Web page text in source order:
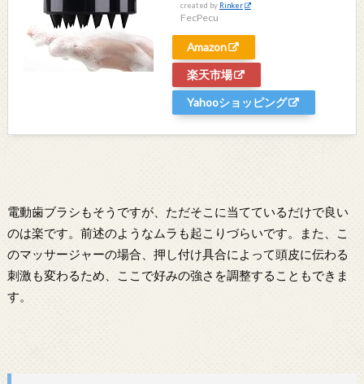
created by Rinker
FecPecu
Amazon
楽天市場
Yahooショッピング
電動歯ブラシもそうですが、ただそこに当てているだけで良い
のは楽です。前述のようなムラも起こりづらいです。また、こ
のマッサージャーの場合、押し付け具合によって頭皮に伝わる
刺激も変わるため、ここで好みの強さを調整することもできま
す。